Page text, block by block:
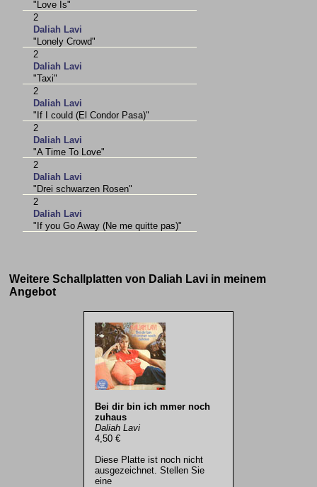
"Love Is"
2
Daliah Lavi
"Lonely Crowd"
2
Daliah Lavi
"Taxi"
2
Daliah Lavi
"If I could (El Condor Pasa)"
2
Daliah Lavi
"A Time To Love"
2
Daliah Lavi
"Drei schwarzen Rosen"
2
Daliah Lavi
"If you Go Away (Ne me quitte pas)"
Weitere Schallplatten von Daliah Lavi in meinem
Angebot
Bei dir bin ich mmer noch
zuhaus
Daliah Lavi
4,50 €
Diese Platte ist noch nicht
ausgezeichnet. Stellen Sie
eine